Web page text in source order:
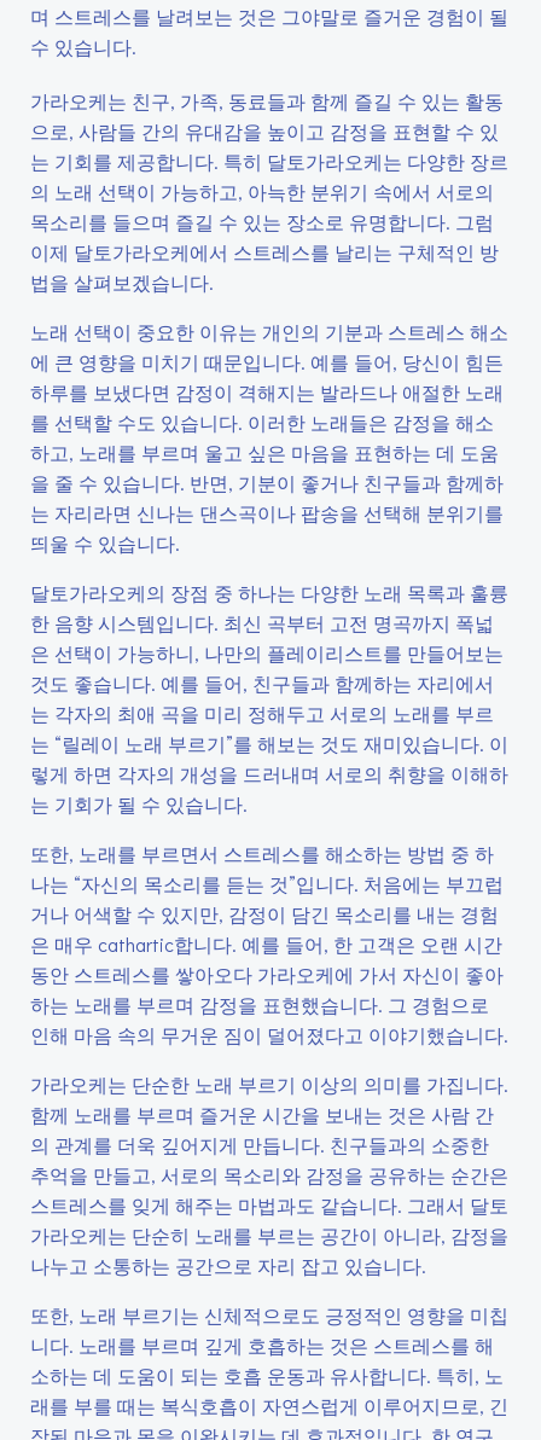
며 스트레스를 날려보는 것은 그야말로 즐거운 경험이 될
수 있습니다.
가라오케는 친구, 가족, 동료들과 함께 즐길 수 있는 활동
으로, 사람들 간의 유대감을 높이고 감정을 표현할 수 있
는 기회를 제공합니다. 특히 달토가라오케는 다양한 장르
의 노래 선택이 가능하고, 아늑한 분위기 속에서 서로의
목소리를 들으며 즐길 수 있는 장소로 유명합니다. 그럼
이제 달토가라오케에서 스트레스를 날리는 구체적인 방
법을 살펴보겠습니다.
노래 선택이 중요한 이유는 개인의 기분과 스트레스 해소
에 큰 영향을 미치기 때문입니다. 예를 들어, 당신이 힘든
하루를 보냈다면 감정이 격해지는 발라드나 애절한 노래
를 선택할 수도 있습니다. 이러한 노래들은 감정을 해소
하고, 노래를 부르며 울고 싶은 마음을 표현하는 데 도움
을 줄 수 있습니다. 반면, 기분이 좋거나 친구들과 함께하
는 자리라면 신나는 댄스곡이나 팝송을 선택해 분위기를
띄울 수 있습니다.
달토가라오케의 장점 중 하나는 다양한 노래 목록과 훌륭
한 음향 시스템입니다. 최신 곡부터 고전 명곡까지 폭넓
은 선택이 가능하니, 나만의 플레이리스트를 만들어보는
것도 좋습니다. 예를 들어, 친구들과 함께하는 자리에서
는 각자의 최애 곡을 미리 정해두고 서로의 노래를 부르
는 “릴레이 노래 부르기”를 해보는 것도 재미있습니다. 이
렇게 하면 각자의 개성을 드러내며 서로의 취향을 이해하
는 기회가 될 수 있습니다.
또한, 노래를 부르면서 스트레스를 해소하는 방법 중 하
나는 “자신의 목소리를 듣는 것”입니다. 처음에는 부끄럽
거나 어색할 수 있지만, 감정이 담긴 목소리를 내는 경험
은 매우 cathartic합니다. 예를 들어, 한 고객은 오랜 시간
동안 스트레스를 쌓아오다 가라오케에 가서 자신이 좋아
하는 노래를 부르며 감정을 표현했습니다. 그 경험으로
인해 마음 속의 무거운 짐이 덜어졌다고 이야기했습니다.
가라오케는 단순한 노래 부르기 이상의 의미를 가집니다.
함께 노래를 부르며 즐거운 시간을 보내는 것은 사람 간
의 관계를 더욱 깊어지게 만듭니다. 친구들과의 소중한
추억을 만들고, 서로의 목소리와 감정을 공유하는 순간은
스트레스를 잊게 해주는 마법과도 같습니다. 그래서 달토
가라오케는 단순히 노래를 부르는 공간이 아니라, 감정을
나누고 소통하는 공간으로 자리 잡고 있습니다.
또한, 노래 부르기는 신체적으로도 긍정적인 영향을 미칩
니다. 노래를 부르며 깊게 호흡하는 것은 스트레스를 해
소하는 데 도움이 되는 호흡 운동과 유사합니다. 특히, 노
래를 부를 때는 복식호흡이 자연스럽게 이루어지므로, 긴